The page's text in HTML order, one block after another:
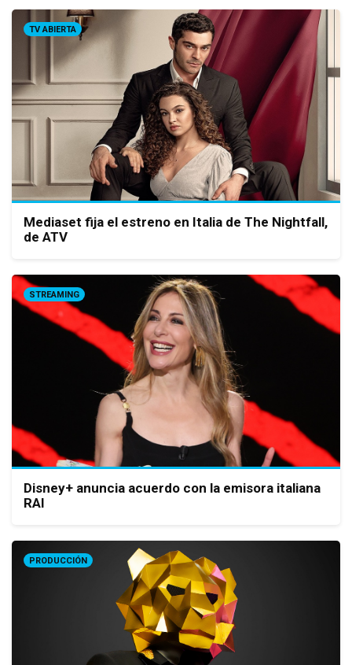
TV ABIERTA
Mediaset fija el estreno en Italia de The Nightfall,
de ATV
STREAMING
Disney+ anuncia acuerdo con la emisora italiana
RAI
PRODUCCIÓN